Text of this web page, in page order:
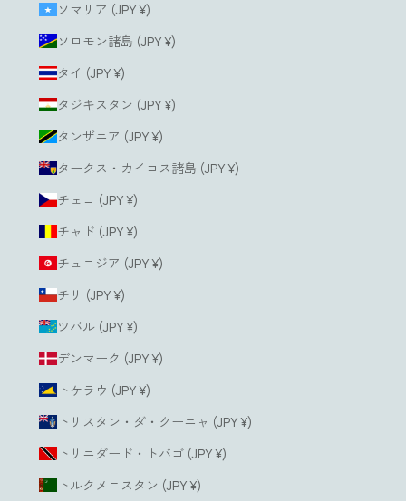
ソマリア (JPY ¥)
ソロモン諸島 (JPY ¥)
タイ (JPY ¥)
タジキスタン (JPY ¥)
タンザニア (JPY ¥)
タークス・カイコス諸島 (JPY ¥)
チェコ (JPY ¥)
チャド (JPY ¥)
チュニジア (JPY ¥)
チリ (JPY ¥)
ツバル (JPY ¥)
デンマーク (JPY ¥)
トケラウ (JPY ¥)
トリスタン・ダ・クーニャ (JPY ¥)
トリニダード・トバゴ (JPY ¥)
トルクメニスタン (JPY ¥)